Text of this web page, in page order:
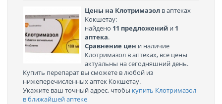
Цены на Клотримазол в аптеках
Кокшетау:
найдено 11 предложений и 1
аптека.
Сравнение цен и наличие
Клотримазол в аптеках, все цены
актуальны на сегодняшний день.
Купить перепарат вы сможете в любой из
нижеперечисленных аптек Кокшетау.
Укажите ваш точный адрес, чтобы купить Клотримазол
в ближайшей аптеке